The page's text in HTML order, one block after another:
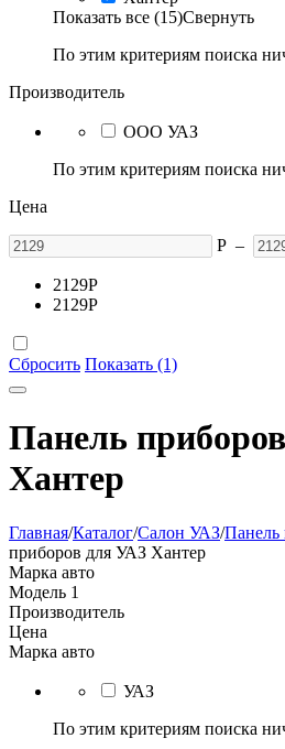
Показать все (15)Свернуть
По этим критериям поиска
Производитель
ООО УАЗ
По этим критериям поиска
Цена
Р –
2129Р
2129Р
Сбросить Показать (1)
Панель
Хантер
Главная/Каталог/Салон УАЗ/Панель
приборов для УАЗ Хантер
Марка авто
Модель 1
Производитель
Цена
Марка авто
УАЗ
По этим критериям поиска